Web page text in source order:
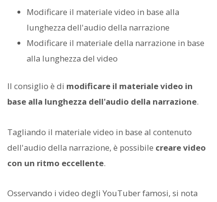
Modificare il materiale video in base alla
lunghezza dell'audio della narrazione
Modificare il materiale della narrazione in base
alla lunghezza del video
Il consiglio è di modificare il materiale video in
base alla lunghezza dell'audio della narrazione.
Tagliando il materiale video in base al contenuto
dell'audio della narrazione, è possibile creare video
con un ritmo eccellente.
Osservando i video degli YouTuber famosi, si nota